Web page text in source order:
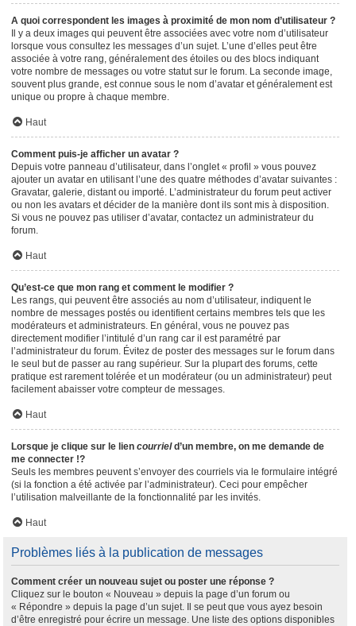
A quoi correspondent les images à proximité de mon nom d’utilisateur ?
Il y a deux images qui peuvent être associées avec votre nom d’utilisateur
lorsque vous consultez les messages d’un sujet. L’une d’elles peut être
associée à votre rang, généralement des étoiles ou des blocs indiquant
votre nombre de messages ou votre statut sur le forum. La seconde image,
souvent plus grande, est connue sous le nom d’avatar et généralement est
unique ou propre à chaque membre.
Haut
Comment puis-je afficher un avatar ?
Depuis votre panneau d’utilisateur, dans l’onglet « profil » vous pouvez
ajouter un avatar en utilisant l’une des quatre méthodes d’avatar suivantes :
Gravatar, galerie, distant ou importé. L’administrateur du forum peut activer
ou non les avatars et décider de la manière dont ils sont mis à disposition.
Si vous ne pouvez pas utiliser d’avatar, contactez un administrateur du
forum.
Haut
Qu’est-ce que mon rang et comment le modifier ?
Les rangs, qui peuvent être associés au nom d’utilisateur, indiquent le
nombre de messages postés ou identifient certains membres tels que les
modérateurs et administrateurs. En général, vous ne pouvez pas
directement modifier l’intitulé d’un rang car il est paramétré par
l’administrateur du forum. Évitez de poster des messages sur le forum dans
le seul but de passer au rang supérieur. Sur la plupart des forums, cette
pratique est rarement tolérée et un modérateur (ou un administrateur) peut
facilement abaisser votre compteur de messages.
Haut
Lorsque je clique sur le lien courrield’un membre, on me demande de
me connecter !?
Seuls les membres peuvent s’envoyer des courriels via le formulaire intégré
(si la fonction a été activée par l’administrateur). Ceci pour empêcher
l’utilisation malveillante de la fonctionnalité par les invités.
Haut
Problèmes liés à la publication de messages
Comment créer un nouveau sujet ou poster une réponse ?
Cliquez sur le bouton « Nouveau » depuis la page d’un forum ou
« Répondre » depuis la page d’un sujet. Il se peut que vous ayez besoin
d’être enregistré pour écrire un message. Une liste des options disponibles